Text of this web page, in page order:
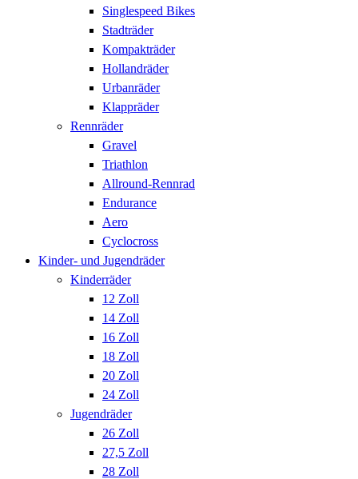
Singlespeed Bikes
Stadträder
Kompakträder
Hollandräder
Urbanräder
Klappräder
Rennräder
Gravel
Triathlon
Allround-Rennrad
Endurance
Aero
Cyclocross
Kinder- und Jugendräder
Kinderräder
12 Zoll
14 Zoll
16 Zoll
18 Zoll
20 Zoll
24 Zoll
Jugendräder
26 Zoll
27,5 Zoll
28 Zoll